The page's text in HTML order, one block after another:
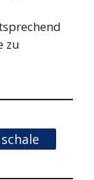
zu